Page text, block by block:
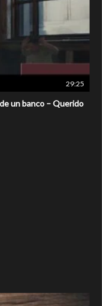
29:25
un banco – Querido